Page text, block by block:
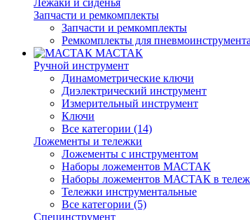
Лежаки и сиденья
Запчасти и ремкомплекты
Запчасти и ремкомплекты
Ремкомплекты для пневмоинструмента
МАСТАК
Ручной инструмент
Динамометрические ключи
Диэлектрический инструмент
Измерительный инструмент
Ключи
Все категории (14)
Ложементы и тележки
Ложементы с инструментом
Наборы ложементов МАСТАК
Наборы ложементов МАСТАК в
Тележки инструментальные
Все категории (5)
Специнструмент